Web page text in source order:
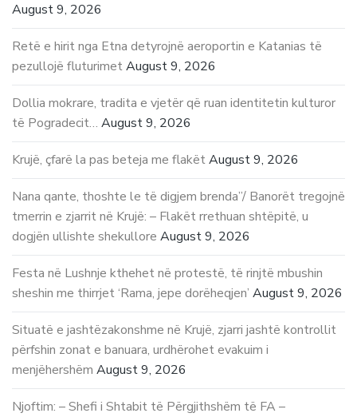
August 9, 2026
Retë e hirit nga Etna detyrojnë aeroportin e Katanias të
pezullojë fluturimetAugust 9, 2026
Dollia mokrare, tradita e vjetër që ruan identitetin kulturor
të Pogradecit… August 9, 2026
Krujë, çfarë la pas beteja me flakëtAugust 9, 2026
Nana qante, thoshte le të digjem brenda”/ Banorët tregojnë
tmerrin e zjarrit në Krujë: – Flakët rrethuan shtëpitë, u
dogjën ullishte shekullore August 9, 2026
Festa në Lushnje kthehet në protestë, të rinjtë mbushin
sheshin me thirrjet ‘Rama, jepe dorëheqjen’ August 9, 2026
Situatë e jashtëzakonshme në Krujë, zjarri jashtë kontrollit
përfshin zonat e banuara, urdhërohet evakuim i
menjëhershëm August 9, 2026
Njoftim: – Shefi i Shtabit të Përgjithshëm të FA –